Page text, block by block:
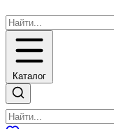
Каталог